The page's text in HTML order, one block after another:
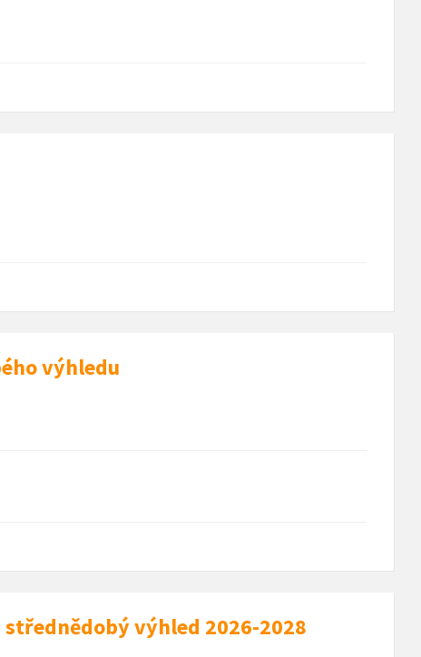
výhledu
střednědobý výhled 2026-2028